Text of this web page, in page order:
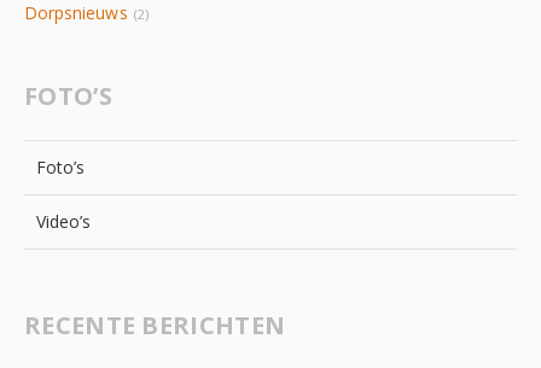
Dorpsnieuws (2)
FOTO’S
Foto’s
Video’s
RECENTE BERICHTEN